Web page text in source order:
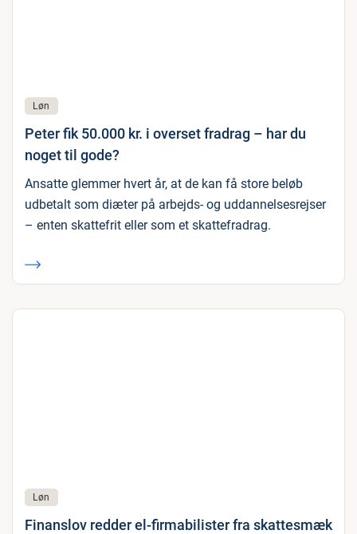
Løn
Peter fik 50.000 kr. i overset fradrag – har du
noget til gode?
Ansatte glemmer hvert år, at de kan få store beløb
udbetalt som diæter på arbejds- og uddannelsesrejser
– enten skattefrit eller som et skattefradrag.
Løn
Finanslov redder el-firmabilister fra skattesmæk